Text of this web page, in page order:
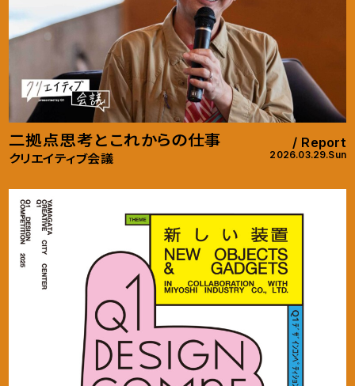
二拠点思考とこれからの仕事
クリエイティブ会議
Report
2026.03.29.Sun